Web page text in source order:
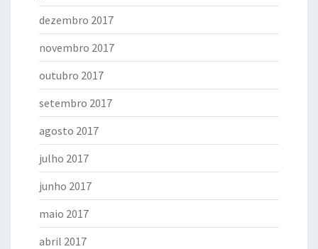
dezembro 2017
novembro 2017
outubro 2017
setembro 2017
agosto 2017
julho 2017
junho 2017
maio 2017
abril 2017